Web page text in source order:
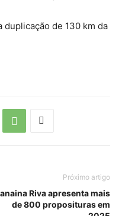
duplicação de 130 km da
Próximo artigo
Riva apresenta mais
de 800 proposituras em